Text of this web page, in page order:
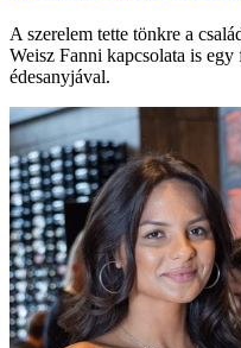
A szerelem tette tönkre a
Weisz Fanni kapcsolata is
édesanyjával.